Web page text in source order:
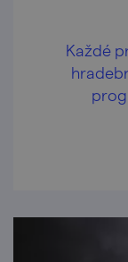
Každé